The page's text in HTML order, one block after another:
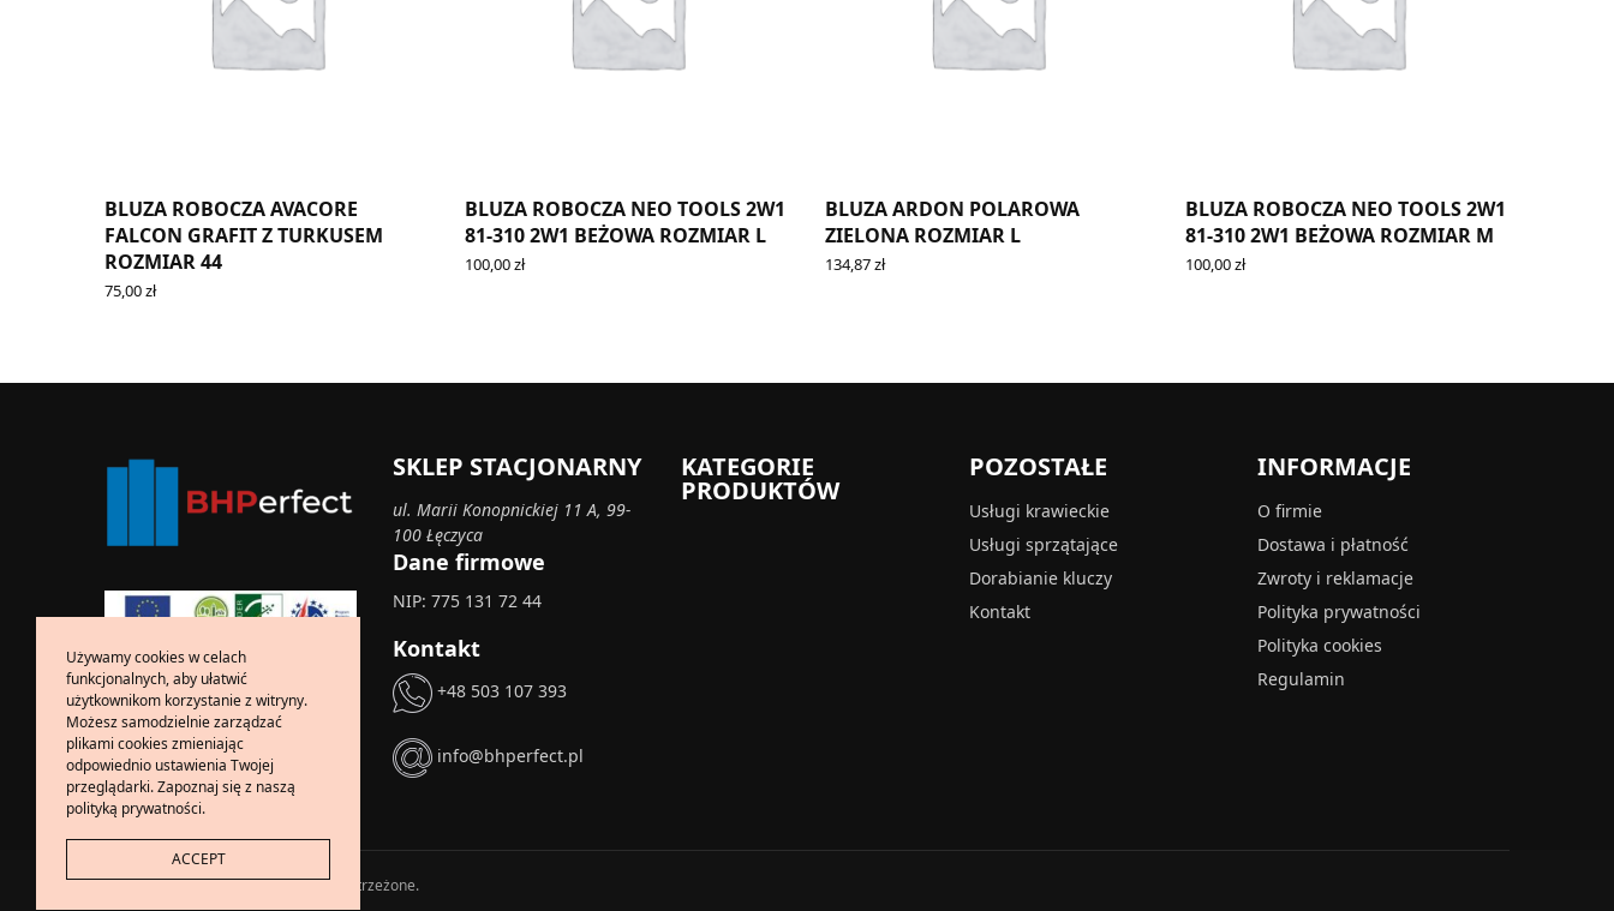
BLUZA ROBOCZA AVACORE
FALCON GRAFIT Z TURKUSEM
ROZMIAR 44
75,00zł
BLUZA ROBOCZA NEO TOOLS 2W1
81-310 2W1 BEŻOWA ROZMIAR L
100,00zł
BLUZA ARDON POLAROWA
ZIELONA ROZMIAR L
134,87zł
BLUZA ROBOCZA NEO TOOLS 2W1
81-310 2W1 BEŻOWA ROZMIAR M
100,00zł
SKLEP STACJONARNY
ul. Marii Konopnickiej 11 A, 99-
100 Łęczyca
Dane firmowe
NIP: 775 131 72 44
Kontakt
+48 503 107 393
info@bhperfect.pl
KATEGORIE
PRODUKTÓW
POZOSTAŁE
Usługi krawieckie
Usługi sprzątające
Dorabianie kluczy
Kontakt
INFORMACJE
O firmie
Dostawa i płatność
Zwroty i reklamacje
Polityka prywatności
Polityka cookies
Regulamin
Copyright © 2024 Wszelkie prawa zastrzeżone.
Używamy cookies w celach
funkcjonalnych, aby ułatwić
użytkownikom korzystanie z witryny.
Możesz samodzielnie zarządzać
plikami cookies zmieniając
odpowiednio ustawienia Twojej
przeglądarki. Zapoznaj się z naszą
polityką prywatności.
ACCEPT